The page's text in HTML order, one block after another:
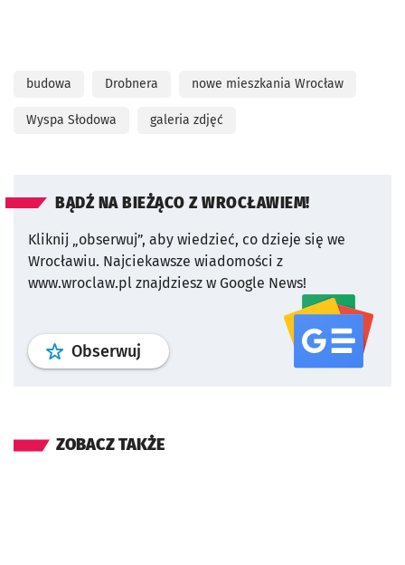
budowa Drobnera nowe mieszkania Wrocław
Wyspa Słodowa galeria zdjęć
BĄDŹ NA BIEŻĄCO Z WROCŁAWIEM!
Kliknij „obserwuj”, aby wiedzieć, co dzieje się we
Wrocławiu. Najciekawsze wiadomości z
www.wroclaw.pl znajdziesz w Google News!
Obserwuj profil serwisu
ZOBACZ TAKŻE